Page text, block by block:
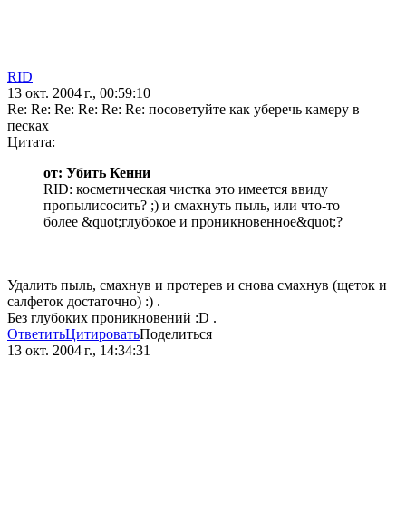
RID
13 окт. 2004 г., 00:59:10
Re: Re: Re: Re: Re: Re: посоветуйте как уберечь камеру в
песках
Цитата:
от: Убить Кенни
RID: косметическая чистка это имеется ввиду
пропылисосить? ;) и смахнуть пыль, или что-то
более &quot;глубокое и проникновенное&quot;?
Удалить пыль, смахнув и протерев и снова смахнув (щеток и
салфеток достаточно) :) .
Без глубоких проникновений :D .
ОтветитьЦитироватьПоделиться
13 окт. 2004 г., 14:34:31